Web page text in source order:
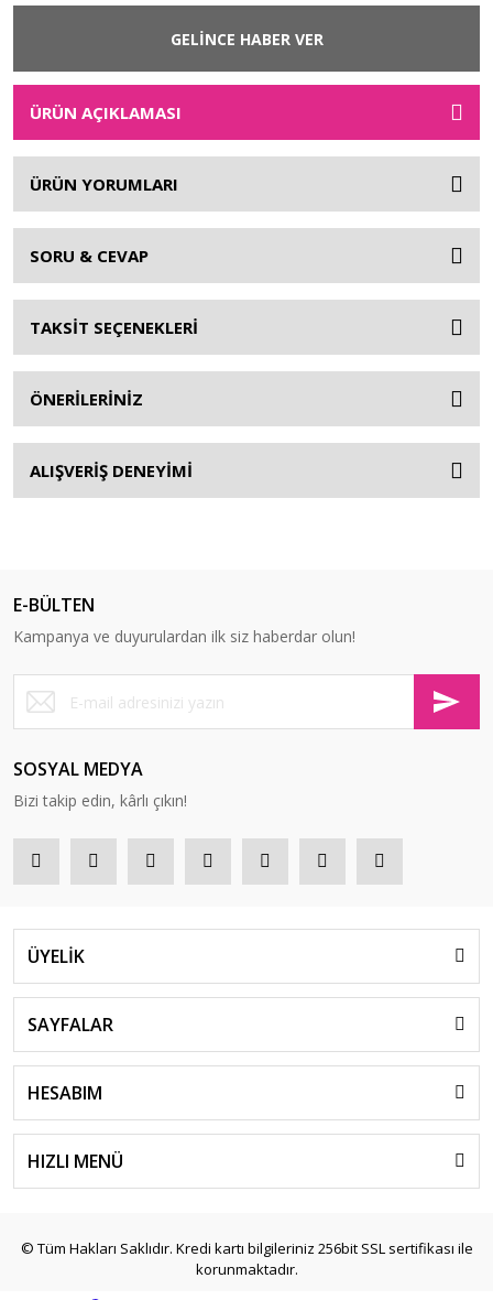
GELİNCE HABER VER
ÜRÜN AÇIKLAMASI
ÜRÜN YORUMLARI
SORU & CEVAP
TAKSİT SEÇENEKLERİ
ÖNERİLERİNİZ
ALIŞVERİŞ DENEYİMİ
E-BÜLTEN
Kampanya ve duyurulardan ilk siz haberdar olun!
SOSYAL MEDYA
Bizi takip edin, kârlı çıkın!
ÜYELİK
SAYFALAR
HESABIM
HIZLI MENÜ
© Tüm Hakları Saklıdır. Kredi kartı bilgileriniz 256bit SSL sertifikası ile
korunmaktadır.